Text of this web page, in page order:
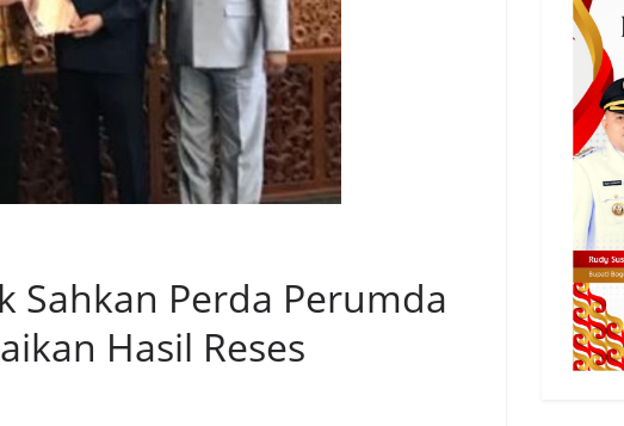
Sahkan Perda Perumda
Hasil Reses